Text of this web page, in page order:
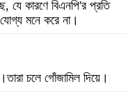
যে কারণে বিএনপি'র প্রতি
মনে করে না।
চলে গোঁজামিল দিয়ে।